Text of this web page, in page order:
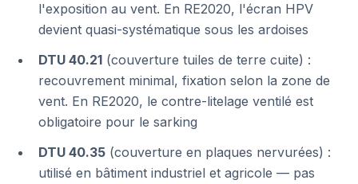
l'exposition au vent. En RE2020, l'écran HPV
devient quasi-systématique sous les ardoises
DTU 40.21 (couverture tuiles de terre cuite) :
recouvrement minimal, fixation selon la zone de
vent. En RE2020, le contre-litelage ventilé est
obligatoire pour le sarking
DTU 40.35 (couverture en plaques nervurées) :
utilisé en bâtiment industriel et agricole — pas